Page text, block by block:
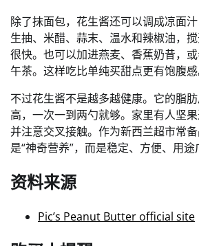
除了抹面包，花生酱还可以调成凉面
生抽、米醋、蒜末、温水和辣椒油，
很快。也可以加进燕麦、香蕉奶昔，
午茶。这样吃比单纯买甜点更有饱腹感
不过花生酱不是越多越健康。它的脂
高，一次一到两勺就够。家里有人坚
并注意交叉接触。作为新西兰超市常
是“神奇营养”，而是稳定、方便、用途
资料来源
Pic’s Peanut Butter official site